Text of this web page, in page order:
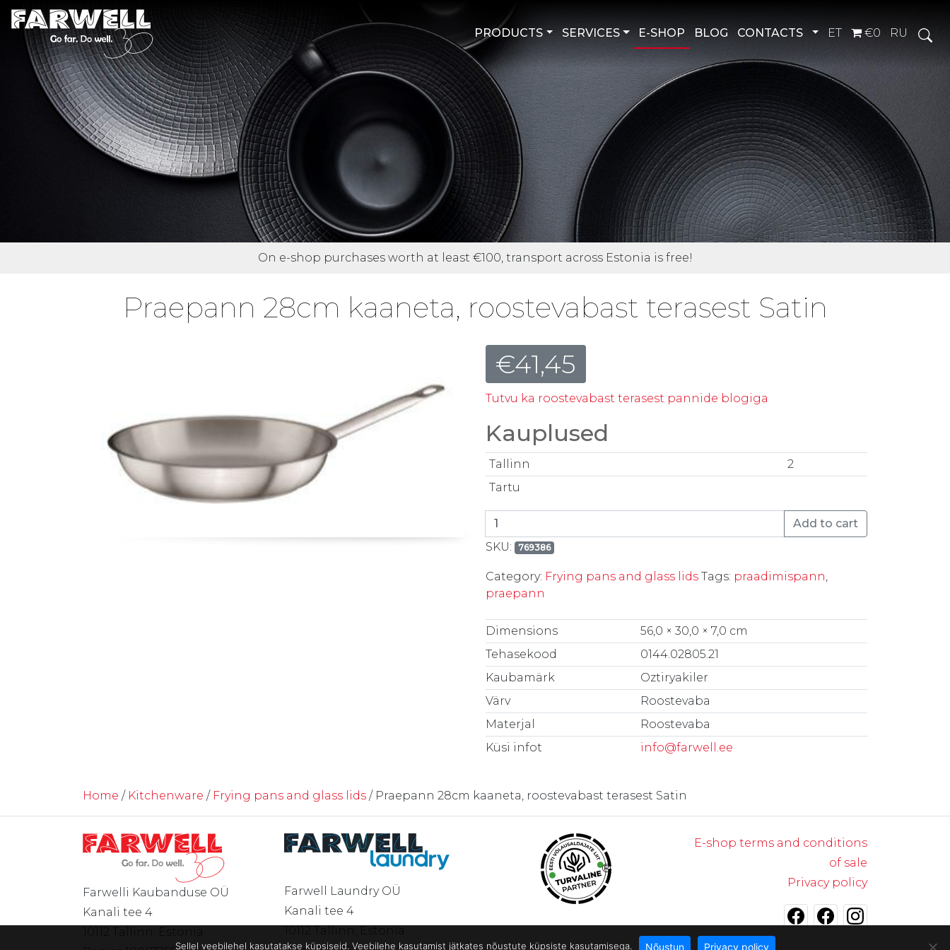
PRODUCTS SERVICES E-SHOP BLOG CONTACTS Toggle Dropdown
ET €0 RU
On e-shop purchases worth at least €100, transport across Estonia is free!
Praepann 28cm kaaneta, roostevabast terasest Satin
€41,45
Tutvu ka roostevabast terasest pannide blogiga
Kauplused
Tallinn
2
Tartu
Praepann 28cm kaaneta, roostevabast terasest Satin quantity
Add to cart
SKU:
769386
Category: Frying pans and glass lids Tags: praadimispann
praepann
Dimensions
56,0 × 30,0 × 7,0 cm
Tehasekood
0144.02805.21
Kaubamärk
Oztiryakiler
Värv
Roostevaba
Materjal
Roostevaba
Küsi infot
info@farwell.ee
Home / Kitchenware / Frying pans and glass lids / Praepann 28cm kaaneta, roostevabast terasest Satin
Farwelli Kaubanduse OÜ
Kanali tee 4
Farwell Laundry OÜ
Kanali tee 4
®
E-shop terms and conditions
of sale
Privacy policy
Sellel veebilehel kasutatakse küpsiseid. Veebilehe kasutamist jätkates nõustute küpsiste kasutamisega. Nõustun Privacy policy